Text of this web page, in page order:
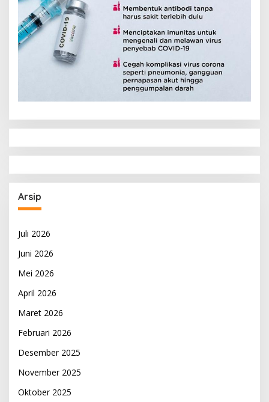
Arsip
Juli 2026
Juni 2026
Mei 2026
April 2026
Maret 2026
Februari 2026
Desember 2025
November 2025
Oktober 2025